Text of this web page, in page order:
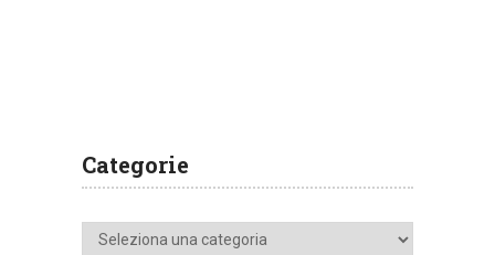
Categorie
Categorie